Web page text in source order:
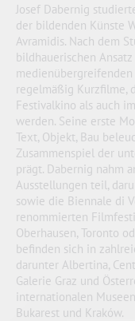
Josef Dabernig
der bildenden Künste
Avramidis. Nach dem
bildhauerischen
regelmäßig Kurzfilme,
Festivalkino als auch
werden. Seine erste
Text, Objekt, Bau
Zusammenspiel der
prägt. Dabernig nahm
Ausstellungen teil,
sowie die Biennale di
renommierten
Oberhausen, Toronto
befinden sich in
darunter Albertina,
Galerie Graz und
internationalen
Bukarest und Kraków.